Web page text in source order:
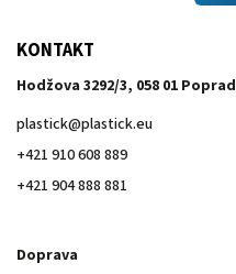
KONTAKT
Hodžova 3292/3, 058 01 Poprad
plastick@plastick.eu
+421 910 608 889
+421 904 888 881
Doprava